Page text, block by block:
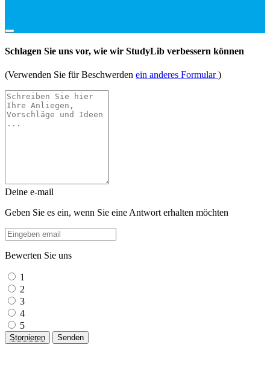
Schlagen Sie uns vor, wie wir StudyLib verbessern können
(Verwenden Sie für Beschwerden ein anderes Formular)
Deine e-mail
Geben Sie es ein, wenn Sie eine Antwort erhalten möchten
Bewerten Sie uns
1
2
3
4
5
Stornieren Senden